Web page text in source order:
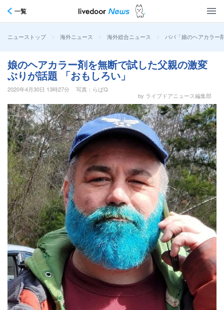
一覧
ニューストップ > 海外ニュース > 海外総合ニュース > パパ「娘のヘアカラー
娘のヘアカラー剤を無断で試した父親の激変
ぶりが話題 「おもしろい」
2020年4月30日 13時27分
写真：らばQ
by ライブドアニュース編集部